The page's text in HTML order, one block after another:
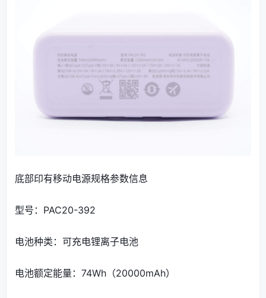
底部印有移动电源规格参数信息
型号：PAC20-392
电池种类：可充电锂离子电池
电池额定能量：74Wh（20000mAh）